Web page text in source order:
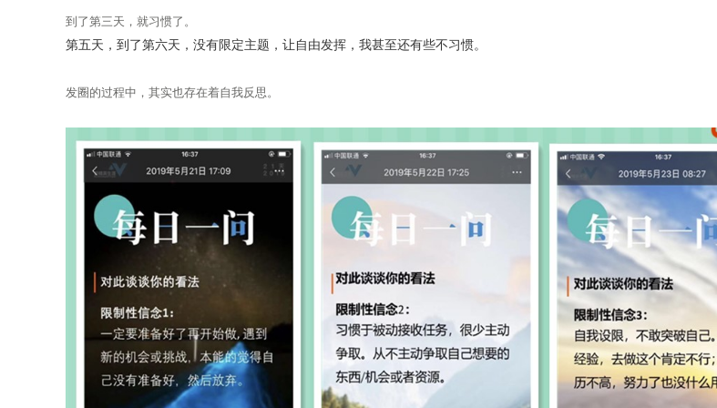
到了第三天，就习惯了。
第五天，到了第六天，没有限定主题，让自由发挥，我甚至还有些不习惯。
发圈的过程中，其实也存在着自我反思。